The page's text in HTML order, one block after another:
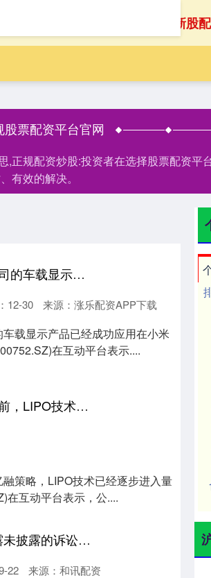
新股
股票配资平台官网
正规配资炒股:投资者在选择股票配资平
有效的解决。
泸深策略 隆利科技(300752.SZ)：目前公司的车载显示产品已经成功应用在小米汽车上
12-30 来源：涨乐配资APP下载
载显示产品已经成功应用在小米
在互动平台表示....
亿融策略 隆利科技(300752.SZ)：截至目前，LIPO技术已经逐步进入量产阶段
策略，LIPO技术已经逐步进入量
在互动平台表示，公....
应牛配 浩云科技：目前公司不存在应披露未披露的诉讼事项
22 来源：和讯配资